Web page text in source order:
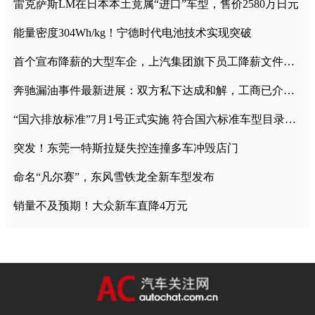
雷克萨斯LM在日本本土竟属“进口”车型，售价2580万日元
能量密度304Wh/kg！宁德时代电池技术实现突破
首个宣布降薪的大型车企，上汽集团旗下员工降薪文件曝光
奔驰漏油事件最新进展：双方私下达成和解，工商已介入调查
“国六排放标准”7月1号正式实施 符合国六标准车型目录一览
突发！东莞一特斯拉疑失控连撞多车冲毁店门
命名“凡尔赛”，东风雪铁龙全新车型发布
销量不及预期！大众新车直降4万元